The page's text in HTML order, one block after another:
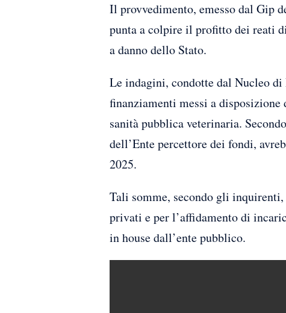
Il provvedimento, emesso dal Gip
punta a colpire il profitto dei reati
a danno dello Stato.
Le indagini, condotte dal Nucleo
finanziamenti messi a
sanità pubblica veterinaria.
dell’Ente percettore dei fondi,
2025.
Tali somme, secondo gli
privati e per l’affidamento di
in house dall’ente pubblico.